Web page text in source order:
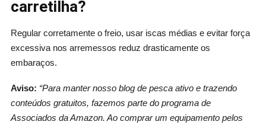
carretilha?
Regular corretamente o freio, usar iscas médias e evitar força
excessiva nos arremessos reduz drasticamente os
embaraços.
Aviso: “Para manter nosso blog de pesca ativo e trazendo
conteúdos gratuitos, fazemos parte do programa de
Associados da Amazon. Ao comprar um equipamento pelos